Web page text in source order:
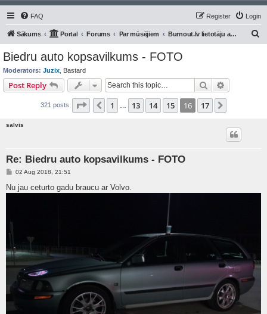
FAQ Login
Register
Sākums Portal Forums Par mūsējiem Burnout.lv lietotāju auto/moto
Biedru auto kopsavilkums - FOTO
Moderators: Juzix Bastard
Post Reply Search
321 posts Page 16 17
Previous
1 13 14 15 16 17
salvis
Re: Biedru auto kopsavilkums - FOTO
P
s
t
02 Aug 2018, 21:51
Nu jau ceturto gadu braucu ar Volvo.